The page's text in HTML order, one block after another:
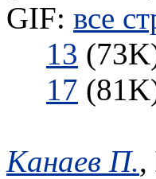
GIF: все
13
17
Канаев П.,